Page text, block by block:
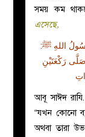
সময় কম
এসেছে,
اللهِ ﷺ:
صَلَّى رَكْعَتَيْنِ
আবূ সাঈদরাযি.
“যখন কোনো
অথবা তারা